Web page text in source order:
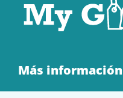
Más información